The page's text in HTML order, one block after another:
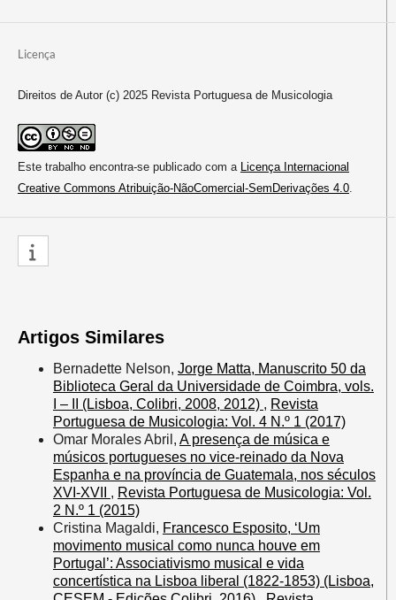
Licença
Direitos de Autor (c) 2025 Revista Portuguesa de Musicologia
Este trabalho encontra-se publicado com a Licença Internacional
Creative Commons Atribuição-NãoComercial-SemDerivações 4.0.
Artigos Similares
Bernadette Nelson, Jorge Matta, Manuscrito 50 da
Biblioteca Geral da Universidade de Coimbra, vols.
I – II (Lisboa, Colibri, 2008, 2012) , Revista
Portuguesa de Musicologia: Vol. 4 N.º 1 (2017)
Omar Morales Abril, A presença de música e
músicos portugueses no vice-reinado da Nova
Espanha e na província de Guatemala, nos séculos
XVI-XVII , Revista Portuguesa de Musicologia: Vol.
2 N.º 1 (2015)
Cristina Magaldi, Francesco Esposito, ‘Um
movimento musical como nunca houve em
Portugal’: Associativismo musical e vida
concertística na Lisboa liberal (1822-1853) (Lisboa,